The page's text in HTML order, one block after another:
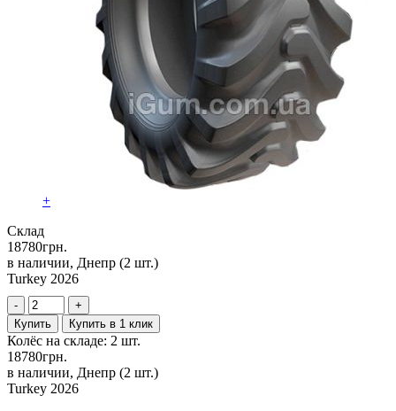
+
Склад
18780грн.
в наличии, Днепр (2 шт.)
Turkey 2026
-
+
Купить
Купить в 1 клик
Колёс на складе: 2 шт.
18780грн.
в наличии, Днепр (2 шт.)
Turkey 2026